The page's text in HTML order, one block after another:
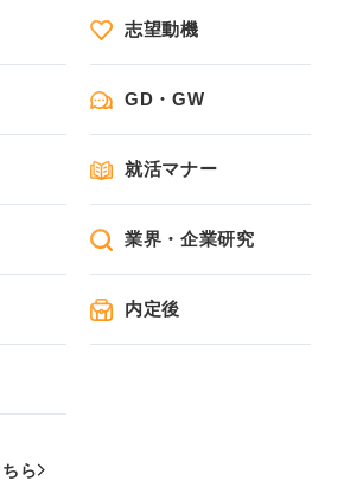
志望動機
GD・GW
就活マナー
業界・企業研究
内定後
ら